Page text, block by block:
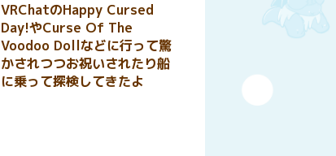
VRChatのHappy Cursed
Day!やCurse Of The
Voodoo Dollなどに行って驚
かされつつお祝いされたり船
に乗って探検してきたよ